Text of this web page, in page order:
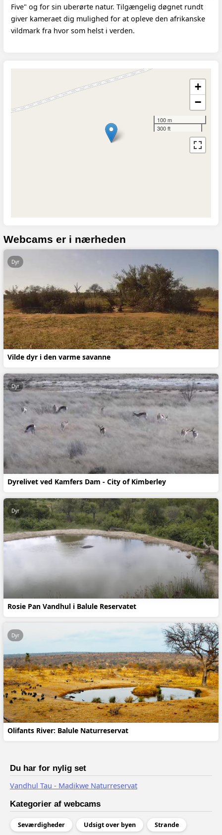
Five" og for sin uberørte natur. Tilgængelig døgnet rundt
giver kameraet dig mulighed for at opleve den afrikanske
vildmark fra hvor som helst i verden.
+
−
100 m
300 ft
Webcams er i nærheden
Vilde dyr i den varme savanne
Dyr
Dyrelivet ved Kamfers Dam - City of Kimberley
Dyr
Rosie Pan Vandhul i Balule Reservatet
Dyr
Olifants River: Balule Naturreservat
Dyr
Du har for nylig set
Vandhul Tau - Madikwe Naturreservat
Kategorier af webcams
Seværdigheder Udsigt over byen Strande